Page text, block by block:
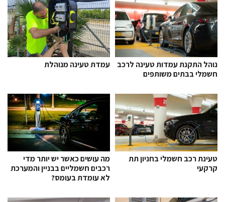
נוהל התקנת עמדות טעינה לרכב
חשמלי בבתים משותפים
עמדת טעינה מנוהלת
טעינת רכב חשמלי בחניון תת
קרקעי
מה עושים כאשר יש יותר מדי
רכבים חשמליים בבניין והמערכת
לא עומדת בעומס?